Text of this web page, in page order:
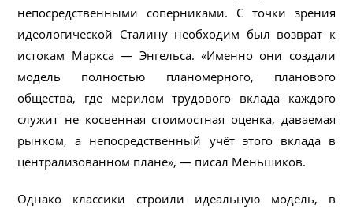
непосредственными соперниками. С точки зрения
идеологической Сталину необходим был возврат к
истокам Маркса — Энгельса. «Именно они создали
модель полностью планомерного, планового
общества, где мерилом трудового вклада каждого
служит не косвенная стоимостная оценка, даваемая
рынком, а непосредственный учёт этого вклада в
централизованном плане», — писал Меньшиков.
Однако классики строили идеальную модель, в